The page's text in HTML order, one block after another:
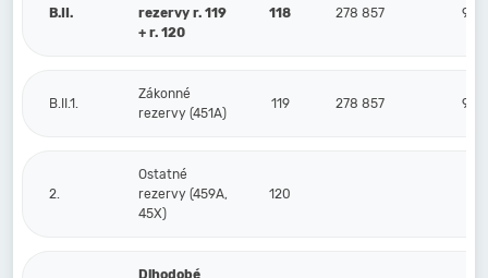
B.II.
rezervy r. 119
+ r. 120
118 278 857 986
B.II.1.
Zákonné
rezervy (451A)
119 278 857 986
2.
Ostatné
rezervy (459A,
45X)
120
Dlhodobé